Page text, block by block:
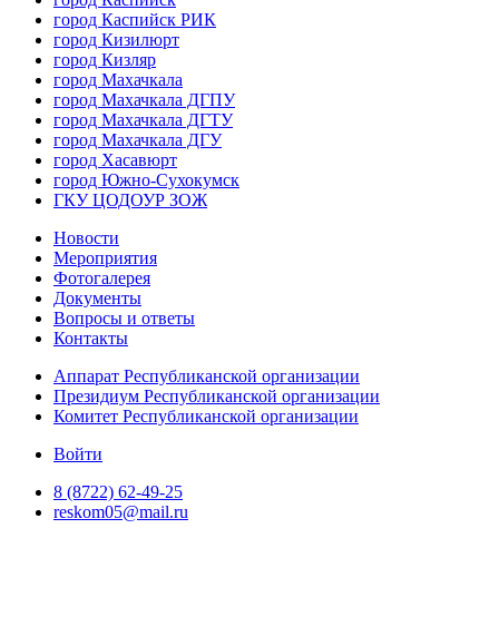
город Каспийск РИК
город Кизилюрт
город Кизляр
город Махачкала
город Махачкала ДГПУ
город Махачкала ДГТУ
город Махачкала ДГУ
город Хасавюрт
город Южно-Сухокумск
ГКУ ЦОДОУР ЗОЖ
Новости
Мероприятия
Фотогалерея
Документы
Вопросы и ответы
Контакты
Аппарат Республиканской организации
Президиум Республиканской организации
Комитет Республиканской организации
Войти
8 (8722) 62-49-25
reskom05@mail.ru